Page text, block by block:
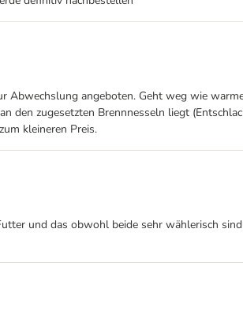
angeboten. Geht weg wie
den zugesetzten Brennnesseln liegt
kleineren Preis.
und das obwohl beide sehr wählerisch